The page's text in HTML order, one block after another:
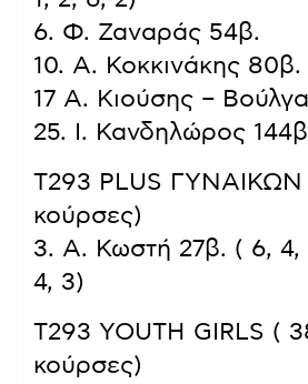
6. Φ. Ζαναράς 54β.
10. Α. Κοκκινάκης 80β.
17 Α. Κιούσης –
25. Ι. Κανδηλώρος
T293 PLUS ΓΥΝΑΙΚΩΝ
κούρσες)
3. Α. Κωστή 27β. ( 6, 4,
4, 3)
T293 YOUTH GIRLS (
κούρσες)